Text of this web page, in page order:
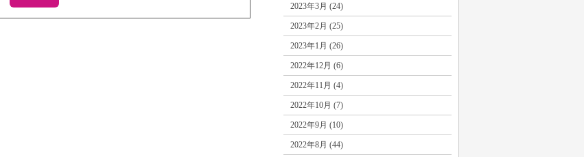
2023年3月 (24)
2023年2月 (25)
2023年1月 (26)
2022年12月 (6)
2022年11月 (4)
2022年10月 (7)
2022年9月 (10)
2022年8月 (44)